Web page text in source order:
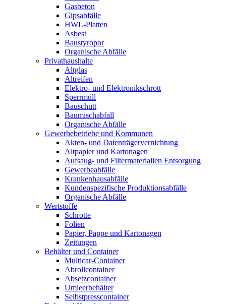
Gasbeton
Gipsabfälle
HWL-Platten
Asbest
Baustyropor
Organische Abfälle
Privathaushalte
Altglas
Altreifen
Elektro- und Elektronikschrott
Sperrmüll
Bauschutt
Baumischabfall
Organische Abfälle
Gewerbebetriebe und Kommunen
Akten- und Datenträgervernichtung
Altpapier und Kartonagen
Aufsaug- und Filtermaterialien Entsorgung
Gewerbeabfälle
Krankenhausabfälle
Kundenspezifische Produktionsabfälle
Organische Abfälle
Wertstoffe
Schrotte
Folien
Papier, Pappe und Kartonagen
Zeitungen
Behälter und Container
Multicar-Container
Abrollcontainer
Absetzcontainer
Umleerbehälter
Selbstpresscontainer